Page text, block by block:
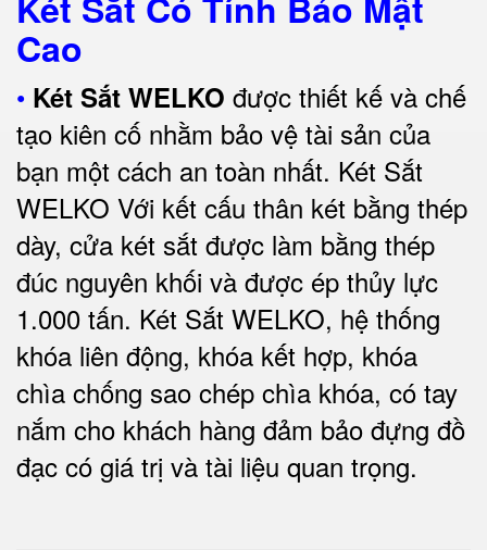
Cao
• Két Sắt WELKO được thiết kế và chế
tạo kiên cố nhằm bảo vệ tài sản của
bạn một cách an toàn nhất. Két Sắt
WELKO Với kết cấu thân két bằng thép
dày, cửa két sắt được làm bằng thép
đúc nguyên khối và được ép thủy lực
1.000 tấn. Két Sắt WELKO, hệ thống
khóa liên động, khóa kết hợp, khóa
chìa chống sao chép chìa khóa, có tay
nắm cho khách hàng đảm bảo đựng đồ
đạc có giá trị và tài liệu quan trọng.